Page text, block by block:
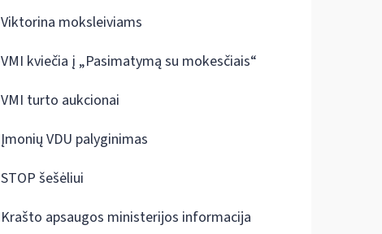
Viktorina moksleiviams
VMI kviečia į „Pasimatymą su mokesčiais“
VMI turto aukcionai
Įmonių VDU palyginimas
STOP šešėliui
Krašto apsaugos ministerijos informacija